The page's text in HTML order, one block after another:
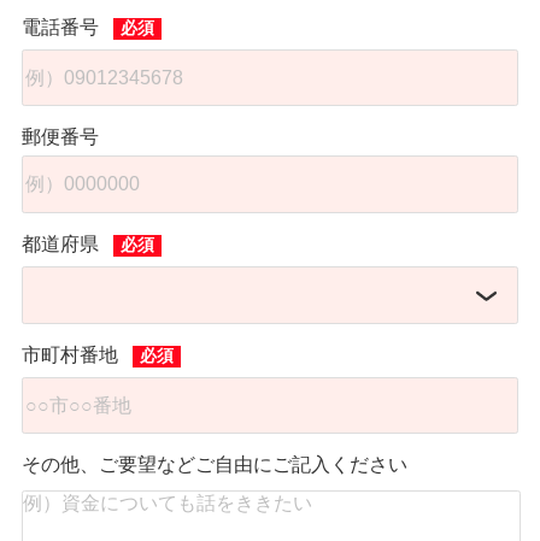
電話番号
郵便番号
都道府県
市町村番地
その他、ご要望などご自由にご記入ください